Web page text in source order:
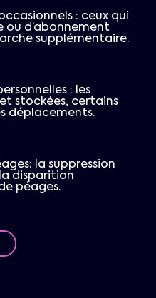
: ceux qui
ou d’abonnement
supplémentaire.
: les
stockées, certains
déplacements.
la suppression
disparition
péages.